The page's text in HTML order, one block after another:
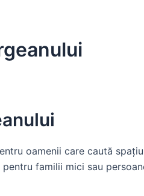
oamenii care caută
pentru familii mici sau